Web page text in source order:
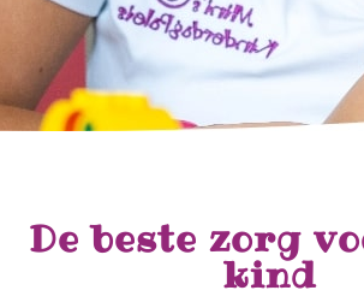
De beste zorg
kind